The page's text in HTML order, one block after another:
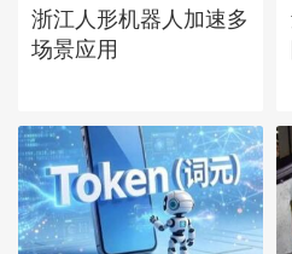
浙江人形机器人加速多
场景应用